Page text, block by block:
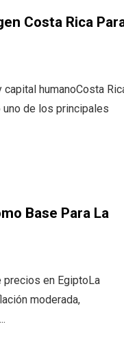
Costa Rica
humanoCosta
de los principales
Base Para La
precios en EgiptoLa
moderada,